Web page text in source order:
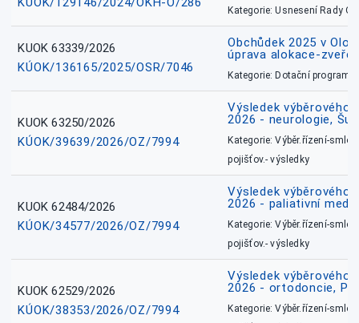
Kategorie: Usnesení Rady
KUOK 63339/2026
KÚOK/136165/2025/OSR/7046
Obchůdek 2025 v
úprava alokace-
Kategorie: Dotační
KUOK 63250/2026
KÚOK/39639/2026/OZ/7994
Výsledek výběrového
2026 - neurologie,
Kategorie: Výběr.řízení-
pojišťov.- výsledky
KUOK 62484/2026
KÚOK/34577/2026/OZ/7994
Výsledek výběrového
2026 - paliativní
Kategorie: Výběr.řízení-
pojišťov.- výsledky
KUOK 62529/2026
KÚOK/38353/2026/OZ/7994
Výsledek výběrového
2026 - ortodoncie,
Kategorie: Výběr.řízení-